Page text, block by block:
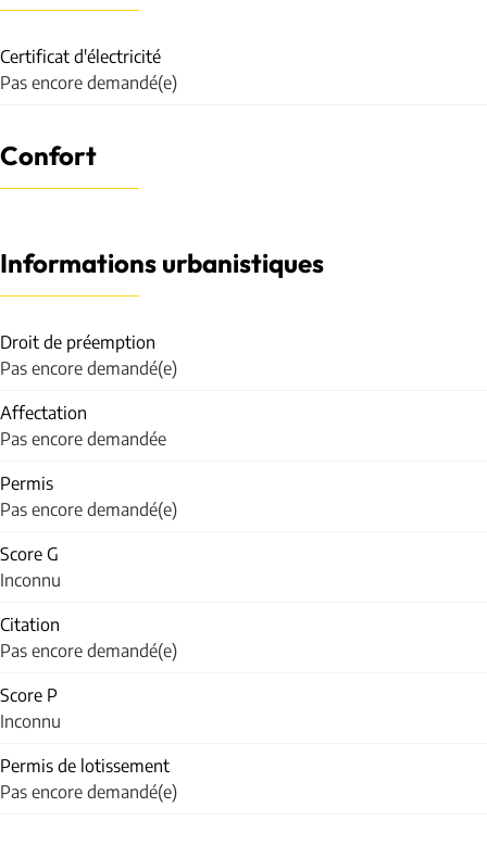
Certificat d'électricité
Pas encore demandé(e)
Confort
Informations urbanistiques
Droit de préemption
Pas encore demandé(e)
Affectation
Pas encore demandée
Permis
Pas encore demandé(e)
Score G
Inconnu
Citation
Pas encore demandé(e)
Score P
Inconnu
Permis de lotissement
Pas encore demandé(e)